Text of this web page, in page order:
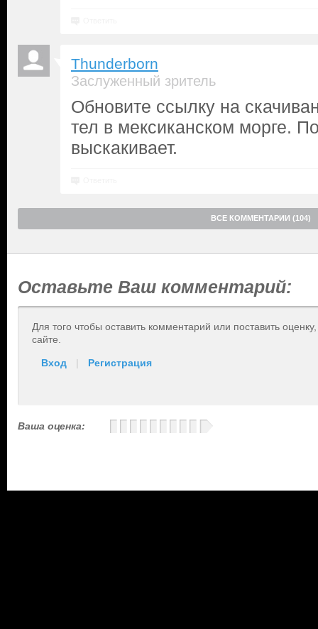
Thunderborn
Заслуженный зритель
Обновите ссылку на
тел в мексиканском морге.
выскакивает.
ВСЕ КОММЕНТАРИИ (104)
Оставьте Ваш комментарий:
Для того чтобы оставить комментарий или поставить
сайте.
Вход | Регистрация
Ваша оценка: